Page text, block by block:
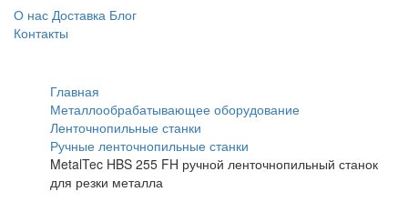
О нас Доставка Блог
Контакты
Главная
Металлообрабатывающее оборудование
Ленточнопильные станки
Ручные ленточнопильные станки
MetalTec HBS 255 FH ручной ленточнопильный станок
для резки металла